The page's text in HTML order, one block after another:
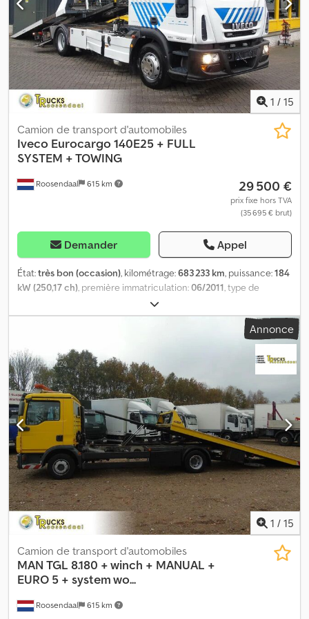
1 / 15
Roosendaal 615 km
Camion de transport d'automobiles
Iveco Eurocargo 140E25 + FULL
SYSTEM + TOWING
29 500 €
prix fixe hors TVA
(35 695 € brut)
Demander Appel
État:très bon (occasion), kilométrage:683 233 km, puissance:184
kW (250,17 ch) , première immatriculation:06/2011 , type de
diesel
d'engrenage:automatique, classe d'émission:Euro 5, Année de
ZCFA1JJ0402580669 = Plus d'informations = Dkjdpfjymp S Ijx
Adrsr Nombre de cylindres: 6 Poids à vide: 11.190 kg Capacité de
charge: 2.810 kg PBV: 14.000 kg État technique: très bon État
optique: très bon Numéro d'immatriculation: 1XKT650
Annonce
1 / 15
Roosendaal 615 km
Camion de transport d'automobiles
MAN TGL 8.180 + winch + MANUAL +
EURO 5 + system wo...